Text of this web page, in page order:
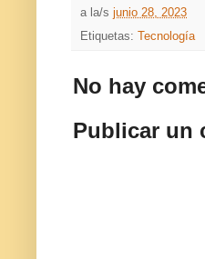
a la/s junio 28, 2023
Etiquetas:
Tecnología
No hay
Publicar un